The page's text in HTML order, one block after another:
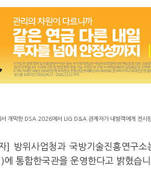
서 개막한 DSA 2026에서 LIG D&A 관계자가 내방객에게 전시
] 방위사업청과 국방기술진흥연구
통합한국관을 운영한다고 밝혔습니